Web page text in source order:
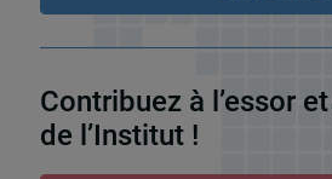
Contribuez à l’essor
de l’Institut !